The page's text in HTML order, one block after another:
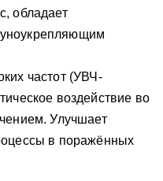
обладает
частот (УВЧ-
воздействие во
Улучшает
в поражённых